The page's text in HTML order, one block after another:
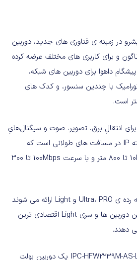
در زمینه ی فناوری های جدید، دوربین
و برای کاربری های مختلف عرضه کرده
داهوا برای دوربین های شبکه،
با چندین سنسور، و کدک های
است.
برای انتقالِ برق، تصویر، صوت و سیگنال‌هایِ
در مسافت های طولانی است که
تا متر و با سرعت تا
رده ی ، PRO‌ و
ارائه می شوند
دوربین ها و سری
اقتصادی ترین
دهند.
یک دوربین بولت